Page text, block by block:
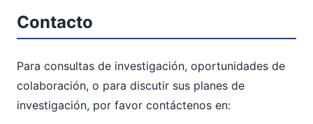
Contacto
Para consultas de investigación, oportunidades de
colaboración, o para discutir sus planes de
investigación, por favor contáctenos en: